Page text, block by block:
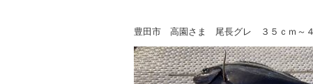
豊田市 高園さま 尾長グレ ３５ｃｍ～